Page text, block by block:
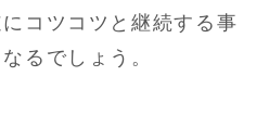
コツコツと継続する事
るでしょう。